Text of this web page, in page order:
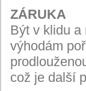
ZÁRUKA
Být v klidu a
výhodám
což je další